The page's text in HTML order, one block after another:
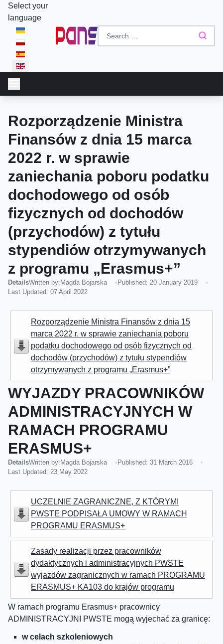
Select your
language
Rozporządzenie Ministra
Finansów z dnia 15 marca
2022 r. w sprawie
zaniechania poboru podatku
dochodowego od osób
fizycznych od dochodów
(przychodów) z tytułu
stypendiów otrzymywanych
z programu „Erasmus+”
DetailsWritten by: Magda Bojarska
Published: 20 January 2019
Last Updated: 07 April 2022
Rozporządzenie Ministra Finansów z dnia 15
marca 2022 r. w sprawie zaniechania poboru
podatku dochodowego od osób fizycznych od
dochodów (przychodów) z tytułu stypendiów
otrzymywanych z programu „Erasmus+”
WYJAZDY PRACOWNIKÓW
ADMINISTRACYJNYCH W
RAMACH PROGRAMU
ERASMUS+
DetailsWritten by: Magda Bojarska
Published: 31 March 2016
Last Updated: 23 May 2022
UCZELNIE ZAGRANICZNE, Z KTÓRYMI
PWSTE PODPISAŁA UMOWY W RAMACH
PROGRAMU ERASMUS+
Zasady realizacji przez pracowników
dydaktycznych i administracyjnych PWSTE
wyjazdów zagranicznych w ramach PROGRAMU
ERASMUS+ KA103 do krajów programu
W ramach programu Erasmus+ pracownicy
ADMINISTRACYJNI PWSTE mogą wyjechać za granicę:
w celach szkoleniowych